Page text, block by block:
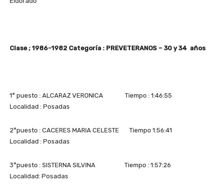
Clase ; 1986-1982 Categoría : PREVETERANOS – 30 y 34 años
1° puesto : ALCARAZ VERONICA Tiempo : 1:46:55
Localidad : Posadas
2°puesto : CACERES MARIA CELESTE Tiempo 1:56:41
Localidad : Posadas
3°puesto : SISTERNA SILVINA Tiempo : 1:57:26
Localidad: Posadas